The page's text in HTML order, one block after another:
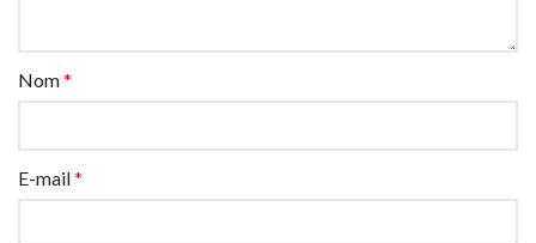
Nom*
E-mail*